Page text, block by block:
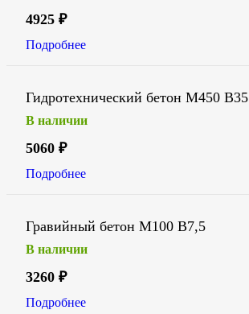
4925 ₽
Подробнее
Гидротехнический бетон М450 В35
В наличии
5060 ₽
Подробнее
Гравийный бетон М100 В7,5
В наличии
3260 ₽
Подробнее